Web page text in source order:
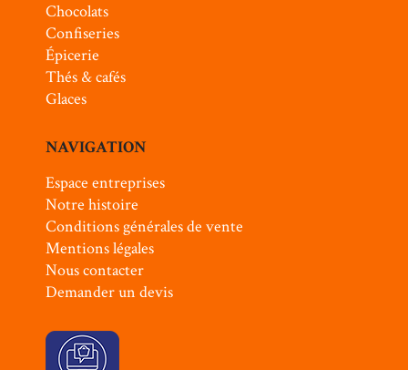
Chocolats
Confiseries
Épicerie
Thés & cafés
Glaces
NAVIGATION
Espace entreprises
Notre histoire
Conditions générales de vente
Mentions légales
Nous contacter
Demander un devis